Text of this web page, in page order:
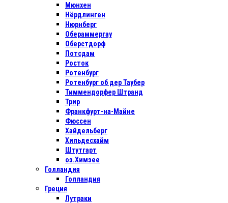
Мюнхен
Нёрдлинген
Нюрнберг
Обераммергау
Оберстдорф
Потсдам
Росток
Ротенбург
Ротенбург об дер Таубер
Тиммендорфер Штранд
Трир
Франкфурт-на-Майне
Фюссен
Хайдельберг
Хильдесхайм
Штутгарт
оз.Химзее
Голландия
Голландия
Греция
Лутраки